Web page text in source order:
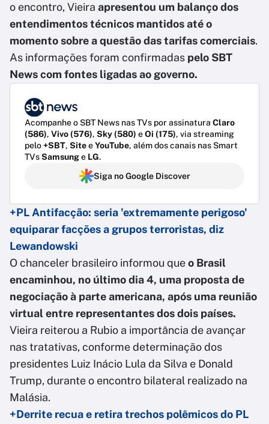
o encontro, Vieira apresentou um balanço dos
entendimentos técnicos mantidos até o
momento sobre a questão das tarifas comerciais.
As informações foram confirmadas pelo SBT
News com fontes ligadas ao governo.
Acompanhe o SBT News nas TVs por assinatura Claro
(586), Vivo (576), Sky (580) eOi (175), via streaming
pelo+SBT, SiteeYouTube, além dos canais nas Smart
TVsSamsunge LG.
Siga no Google Discover
+PL Antifacção: seria 'extremamente perigoso'
equiparar facções a grupos terroristas, diz
Lewandowski
O chanceler brasileiro informou queo Brasil
encaminhou, no último dia 4, uma proposta de
negociação à parte americana, após uma reunião
virtual entre representantes dos dois países.
Vieira reiterou a Rubio a importância de avançar
nas tratativas, conforme determinação dos
presidentes Luiz Inácio Lula da Silva e Donald
Trump, durante o encontro bilateral realizado na
Malásia.
+Derrite recua e retira trechos polêmicos do PL